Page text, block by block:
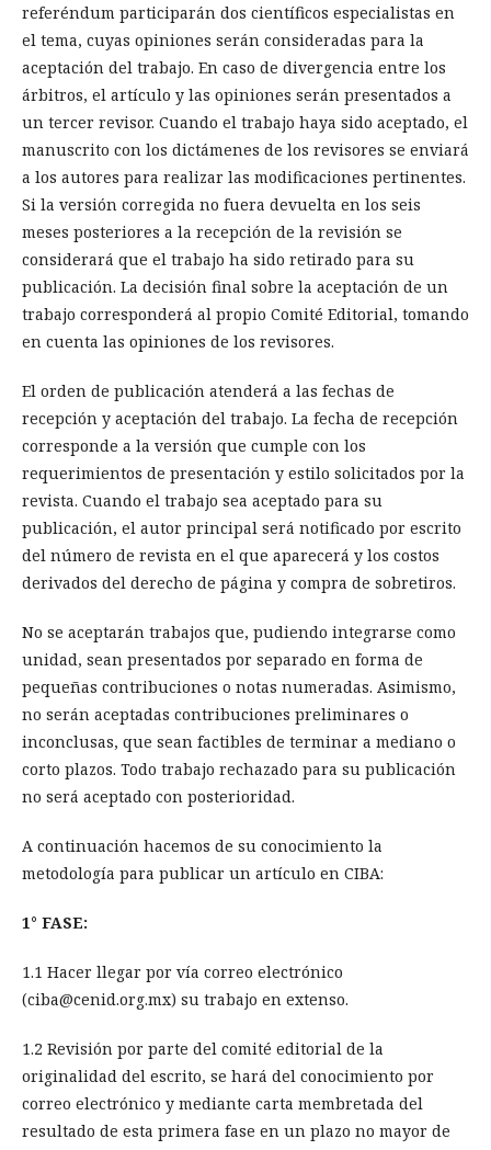
referéndum participarán dos científicos especialistas en
el tema, cuyas opiniones serán consideradas para la
aceptación del trabajo. En caso de divergencia entre los
árbitros, el artículo y las opiniones serán presentados a
un tercer revisor. Cuando el trabajo haya sido aceptado, el
manuscrito con los dictámenes de los revisores se enviará
a los autores para realizar las modificaciones pertinentes.
Si la versión corregida no fuera devuelta en los seis
meses posteriores a la recepción de la revisión se
considerará que el trabajo ha sido retirado para su
publicación. La decisión final sobre la aceptación de un
trabajo corresponderá al propio Comité Editorial, tomando
en cuenta las opiniones de los revisores.
El orden de publicación atenderá a las fechas de
recepción y aceptación del trabajo. La fecha de recepción
corresponde a la versión que cumple con los
requerimientos de presentación y estilo solicitados por la
revista. Cuando el trabajo sea aceptado para su
publicación, el autor principal será notificado por escrito
del número de revista en el que aparecerá y los costos
derivados del derecho de página y compra de sobretiros.
No se aceptarán trabajos que, pudiendo integrarse como
unidad, sean presentados por separado en forma de
pequeñas contribuciones o notas numeradas. Asimismo,
no serán aceptadas contribuciones preliminares o
inconclusas, que sean factibles de terminar a mediano o
corto plazos. Todo trabajo rechazado para su publicación
no será aceptado con posterioridad.
A continuación hacemos de su conocimiento la
metodología para publicar un artículo en CIBA:
1° FASE:
1.1 Hacer llegar por vía correo electrónico
(ciba@cenid.org.mx) su trabajo en extenso.
1.2 Revisión por parte del comité editorial de la
originalidad del escrito, se hará del conocimiento por
correo electrónico y mediante carta membretada del
resultado de esta primera fase en un plazo no mayor de